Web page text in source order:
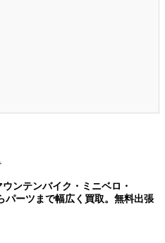
ンテンバイク・ミニベロ・
ーツまで幅広く買取。無料出張